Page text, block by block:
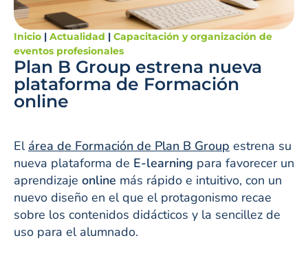
Inicio | Actualidad | Capacitación y organización de
eventos profesionales
Plan B Group estrena nueva
plataforma de Formación
online
El área de Formación de Plan B Group estrena su
nueva plataforma de E-learning para favorecer un
aprendizaje online más rápido e intuitivo, con un
nuevo diseño en el que el protagonismo recae
sobre los contenidos didácticos y la sencillez de
uso para el alumnado.